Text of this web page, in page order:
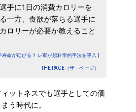
手に1日の消費カロリーを
一方、食欲が落ちる選手に
ロリーが必要か教えること
寿命が延びる？ レ軍が超科学的手法を導入 |
THE PAGE（ザ・ページ）
ットネスでも選手としての価
う時代に。